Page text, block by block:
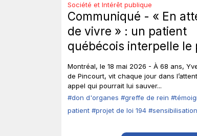
Société et Intérêt publique
Communiqué - « En
de vivre » : un patient
québécois interpelle le
et les élus sur le don
d’organes.
Montréal, le 18 mai 2026 - À 68 ans,
de Pincourt, vit chaque jour dans
appel qui pourrait lui sauver...
#don d'organes #greffe de rein
patient #projet de loi 194